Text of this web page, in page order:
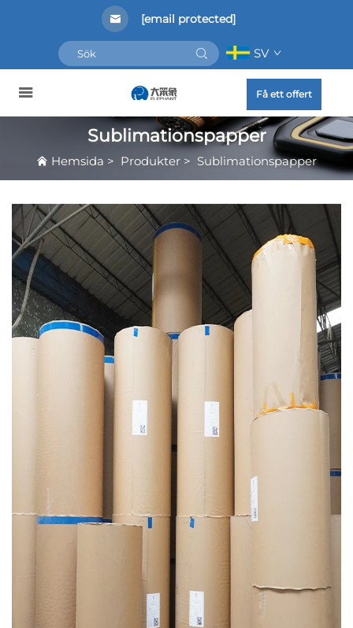
[email protected]
SV
Få ett offert
Sublimationspapper
Hemsida > Produkter > Sublimationspapper